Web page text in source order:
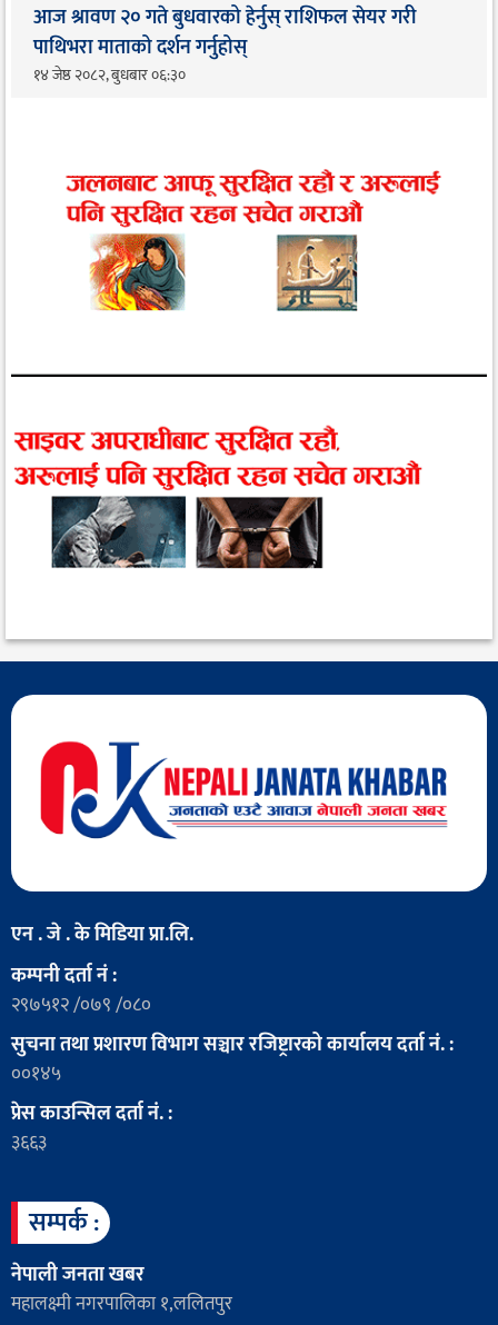
आज श्रावण २० गते बुधवारको हेर्नुस् राशिफल सेयर गरी
पाथिभरा माताको दर्शन गर्नुहोस्
१४ जेष्ठ २०८२, बुधबार ०६:३०
एन . जे . के मिडिया प्रा.लि.
कम्पनी दर्ता नं :
२९७५१२ /०७९ /०८०
सुचना तथा प्रशारण विभाग सञ्चार रजिष्ट्रारको कार्यालय दर्ता नं. :
००१४५
प्रेस काउन्सिल दर्ता नं. :
३६६३
सम्पर्क :
नेपाली जनता खबर
महालक्ष्मी नगरपालिका १,ललितपुर